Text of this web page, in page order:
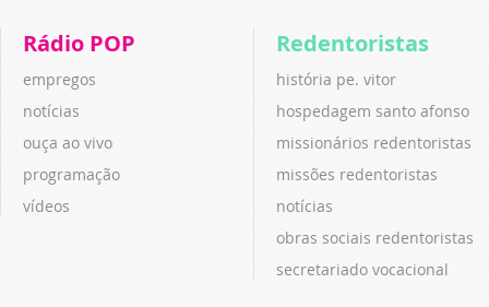
Rádio POP
empregos
notícias
ouça ao vivo
programação
vídeos
Redentoristas
história pe. vitor
hospedagem santo afonso
missionários redentoristas
missões redentoristas
notícias
obras sociais redentoristas
secretariado vocacional